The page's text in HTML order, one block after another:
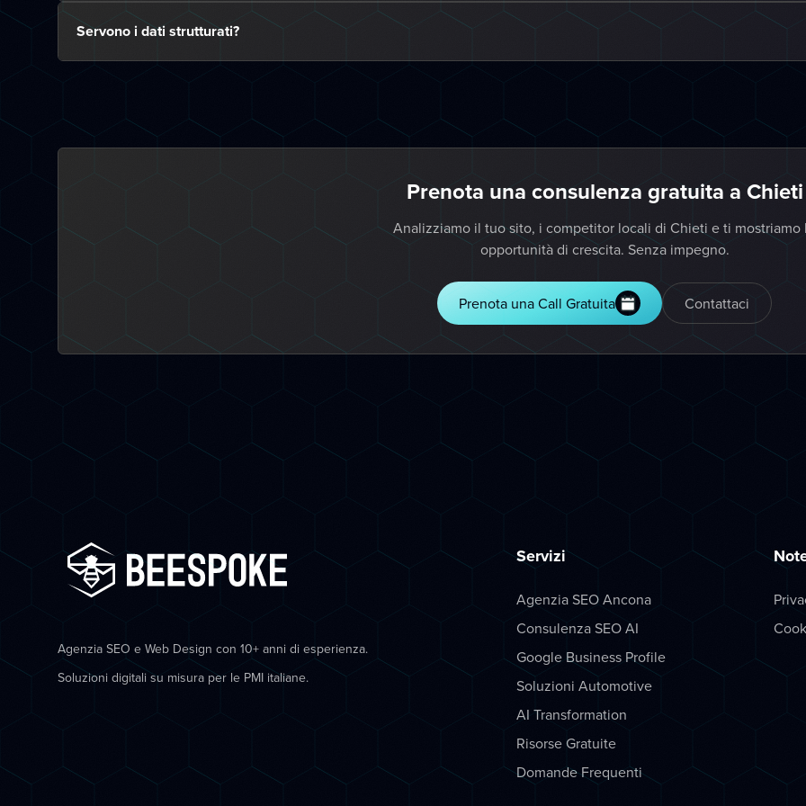
Servono i dati strutturati?
Prenota una consulenza gratuita a Chieti
Analizziamo il tuo sito, i competitor locali di Chieti e ti mostriamo
opportunità di crescita. Senza impegno.
Prenota una Call Gratuita Contattaci
Agenzia SEO e Web Design con 10+ anni di esperienza.
Soluzioni digitali su misura per le PMI italiane.
Servizi
Agenzia SEO Ancona
Consulenza SEO AI
Google Business Profile
Soluzioni Automotive
AI Transformation
Risorse Gratuite
Domande Frequenti